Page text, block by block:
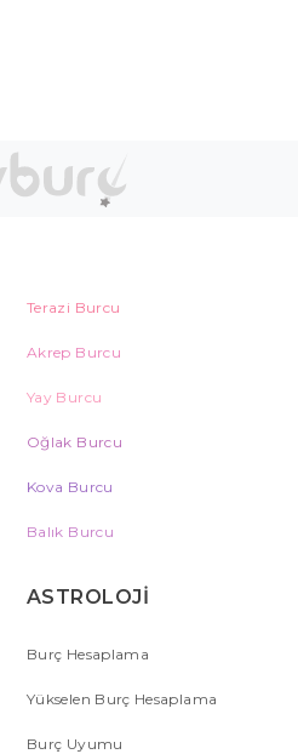
Terazi Burcu
Akrep Burcu
Yay Burcu
Oğlak Burcu
Kova Burcu
Balık Burcu
ASTROLOJİ
Burç Hesaplama
Yükselen Burç Hesaplama
Burç Uyumu